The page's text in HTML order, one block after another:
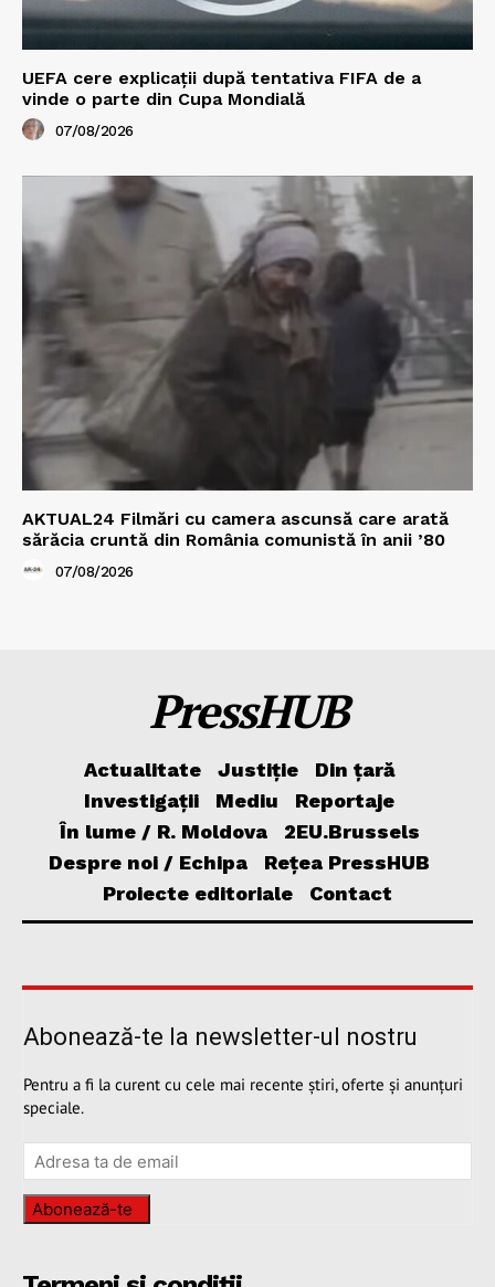
UEFA cere explicații după tentativa FIFA de a
vinde o parte din Cupa Mondială
07/08/2026
AKTUAL24 Filmări cu camera ascunsă care arată
sărăcia cruntă din România comunistă în anii ’80
07/08/2026
PressHUB
Actualitate Justiție
Din țară
Investigații
Mediu
Reportaje
În lume / R. Moldova
2EU.Brussels
Despre noi / Echipa
Rețea PressHUB
Proiecte editoriale
Contact
Abonează-te la newsletter-ul nostru
Pentru a fi la curent cu cele mai recente știri, oferte și anunțuri
speciale.
Abonează-te